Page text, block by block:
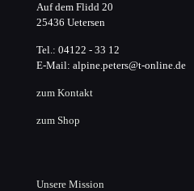
Auf dem Flidd 20
25436 Uetersen
Tel.: 04122 - 33 12
E-Mail: alpine.peters@t-online.de
zum Kontakt
zum Shop
Unsere Mission